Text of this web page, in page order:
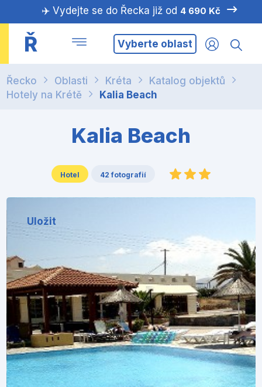
✈️ Vydejte se do Řecka již od 4 690 Kč
Ř Vyberte oblast
Řecko Oblasti Kréta
Katalog objektů
Hotely na Krétě
Kalia Beach
Kalia Beach
Hotel 42 fotografií
Uložit